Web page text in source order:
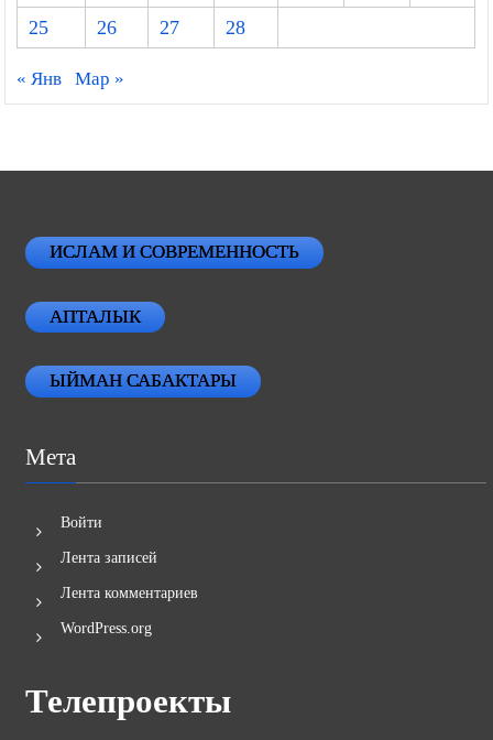
25
26 27 28
« Янв Мар »
ИСЛАМ И СОВРЕМЕННОСТЬ
АПТАЛЫК
ЫЙМАН САБАКТАРЫ
Мета
Войти
Лента записей
Лента комментариев
WordPress.org
Телепроекты